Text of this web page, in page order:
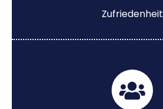
Zufriedenheit